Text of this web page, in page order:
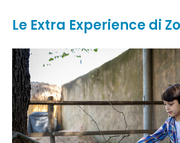
Le Extra Experience di